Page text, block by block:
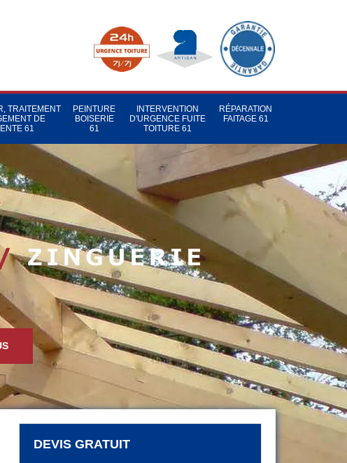
TRAITEMENT
DE
61
PEINTURE
BOISERIE
61
INTERVENTION
D'URGENCE FUITE
TOITURE 61
RÉPARATION
FAITAGE 61
DEVIS GRATUIT